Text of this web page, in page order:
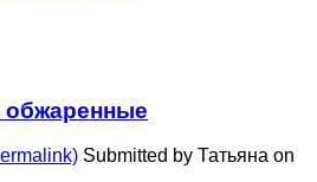
Submitted by Татьяна on